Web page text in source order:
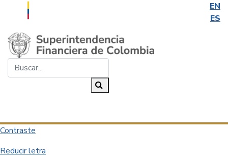
EN
ES
Saltar al contenido principal
Contraste
Reducir letra